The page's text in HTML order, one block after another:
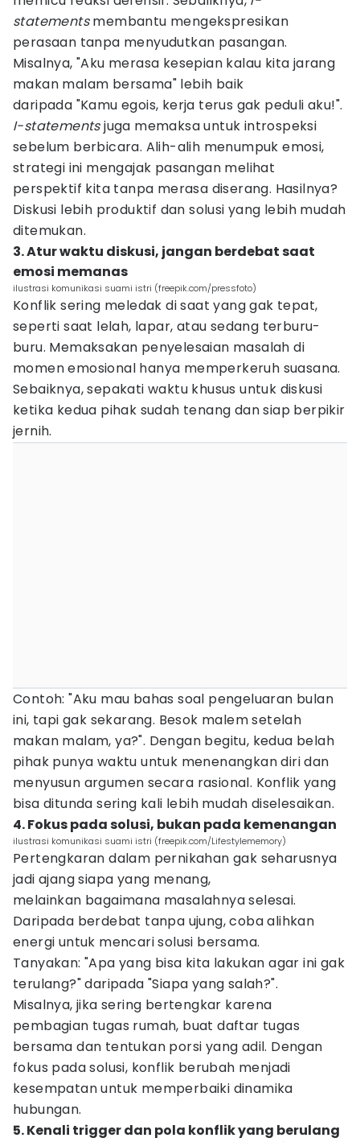
statementsmembantu mengekspresikan
perasaan tanpa menyudutkan pasangan.
Misalnya, "Aku merasa kesepian kalau kita jarang
makan malam bersama" lebih baik
daripada "Kamu egois, kerja terus gak peduli aku!".
I-statementsjuga memaksa untuk introspeksi
sebelum berbicara. Alih-alih menumpuk emosi,
strategi ini mengajak pasangan melihat
perspektif kita tanpa merasa diserang. Hasilnya?
Diskusi lebih produktif dan solusi yang lebih mudah
ditemukan.
3. Atur waktu diskusi, jangan berdebat saat
emosi memanas
ilustrasi komunikasi suami istri (freepik.com/pressfoto)
Konflik sering meledak di saat yang gak tepat,
seperti saat lelah, lapar, atau sedang terburu-
buru. Memaksakan penyelesaian masalah di
momen emosional hanya memperkeruh suasana.
Sebaiknya, sepakati waktu khusus untuk diskusi
ketika kedua pihak sudah tenang dan siap berpikir
jernih.
Contoh: "Aku mau bahas soal pengeluaran bulan
ini, tapi gak sekarang. Besok malem setelah
makan malam, ya?". Dengan begitu, kedua belah
pihak punya waktu untuk menenangkan diri dan
menyusun argumen secara rasional. Konflik yang
bisa ditunda sering kali lebih mudah diselesaikan.
4. Fokus pada solusi, bukan pada kemenangan
ilustrasi komunikasi suami istri (freepik.com/Lifestylememory)
Pertengkaran dalam pernikahan gak seharusnya
jadi ajang siapa yang menang,
melainkan bagaimana masalahnya selesai.
Daripada berdebat tanpa ujung, coba alihkan
energi untuk mencari solusi bersama.
Tanyakan: "Apa yang bisa kita lakukan agar ini gak
terulang?" daripada "Siapa yang salah?".
Misalnya, jika sering bertengkar karena
pembagian tugas rumah, buat daftar tugas
bersama dan tentukan porsi yang adil. Dengan
fokus pada solusi, konflik berubah menjadi
kesempatan untuk memperbaiki dinamika
hubungan.
5. Kenali trigger dan pola konflik yang berulang